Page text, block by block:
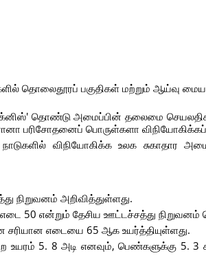
தொலைதூரப் பகுதிகள் மற்றும் ஆய்வு
தொண்டு அமைப்பின் தலைமை
பரிசோதனைப் பொருள்களா
விநியோகிக்க உலக சுகாதார
நிறுவனம் அறிவித்துள்ளது.
என்றும் தேசிய ஊட்டச்சத்து நிறுவனம்
சரியான எடையை 65 ஆக உயர்த்தியுள்ளது.
5. 8 அடி எனவும், பெண்களுக்கு 5. 3